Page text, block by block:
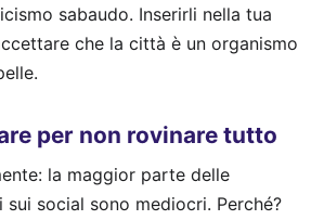
sabaudo. Inserirli nella tua
che la città è un organismo
per non rovinare tutto
la maggior parte delle
sui social sono mediocri. Perché?